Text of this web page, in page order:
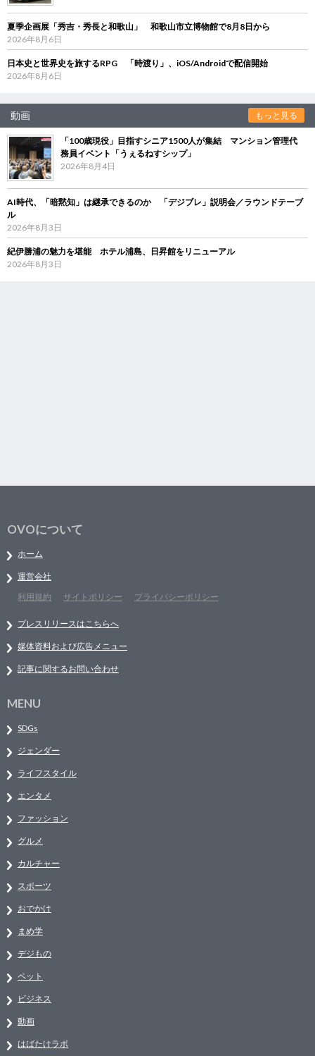
夏季企画展「秀吉・秀長と和歌山」 和歌山市立博物館で8月8日から
2026年8月6日
日本史と世界史を旅するRPG 「時渡り」、iOS/Androidで配信開始
2026年8月6日
動画 もっと見る
「100歳現役」目指すシニア1500人が集結 マンション管理代
務員イベント「うぇるねすシップ」
2026年8月4日
AI時代、「暗黙知」は継承できるのか 「デジブレ」説明会／ラウンドテーブ
ル
2026年8月3日
紀伊勝浦の魅力を堪能 ホテル浦島、日昇館をリニューアル
2026年8月3日
OVOについて
ホーム
運営会社
利用規約
サイトポリシー プライバシーポリシー
プレスリリースはこちらへ
媒体資料および広告メニュー
記事に関するお問い合わせ
MENU
SDGs
ジェンダー
ライフスタイル
エンタメ
ファッション
グルメ
カルチャー
スポーツ
おでかけ
まめ学
デジもの
ペット
ビジネス
動画
はばたけラボ